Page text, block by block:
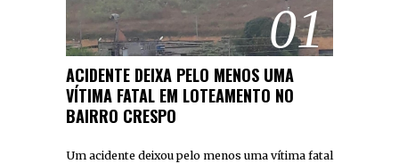
01
ACIDENTE DEIXA PELO MENOS UMA
VÍTIMA FATAL EM LOTEAMENTO NO
BAIRRO CRESPO
Um acidente deixou pelo menos uma vítima fatal